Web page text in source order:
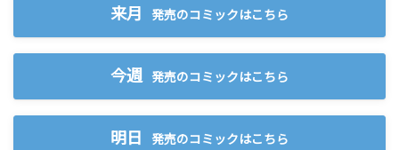
来月 発売のコミックはこちら
今週 発売のコミックはこちら
明日 発売のコミックはこちら